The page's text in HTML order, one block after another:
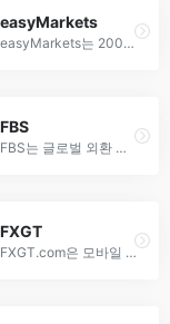
easyMarkets
easyMarkets는 2001년부터 ASIC, CySEC 등으로 규제되는 CFD 및 외환 브로커로, 비트코인, 외환, 주식 등 200+ 종목을 고정 스프레드로 제공합니다.
FBS
FBS는 글로벌 외환 및 CFD 브로커로, 다양한 거래 상품과 경쟁력 있는 조건을 제공합니다.
FXGT
FXGT.com은 모바일 및 데스크톱 트레이딩을 위한 혁신적인 플랫폼으로, 글로벌 시장에 효율적으로 접근할 수 있는 솔루션을 제공합니다.